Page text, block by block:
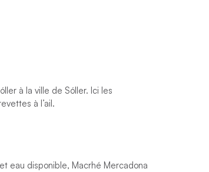
à la ville de Sóller. Ici les
à l’ail.
eau disponible, Macrhé Mercadona